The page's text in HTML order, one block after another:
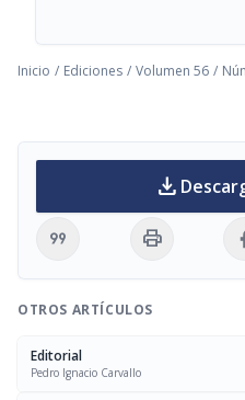
Inicio / Ediciones / Volumen 56 /
download
format_quote print
OTROS ARTÍCULOS
Editorial
Pedro Ignacio Carvallo